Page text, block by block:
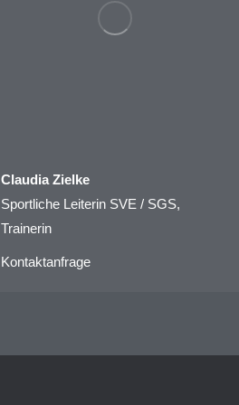
Claudia Zielke
Sportliche Leiterin SVE / SGS,
Trainerin
Kontaktanfrage